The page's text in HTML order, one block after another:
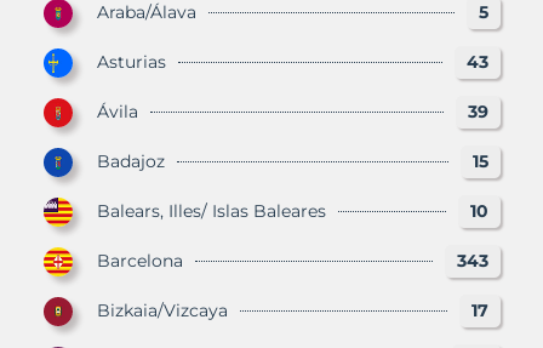
Araba/Álava 5
Asturias 43
Ávila 39
Badajoz 15
Balears, Illes/ Islas Baleares 10
Barcelona 343
Bizkaia/Vizcaya 17